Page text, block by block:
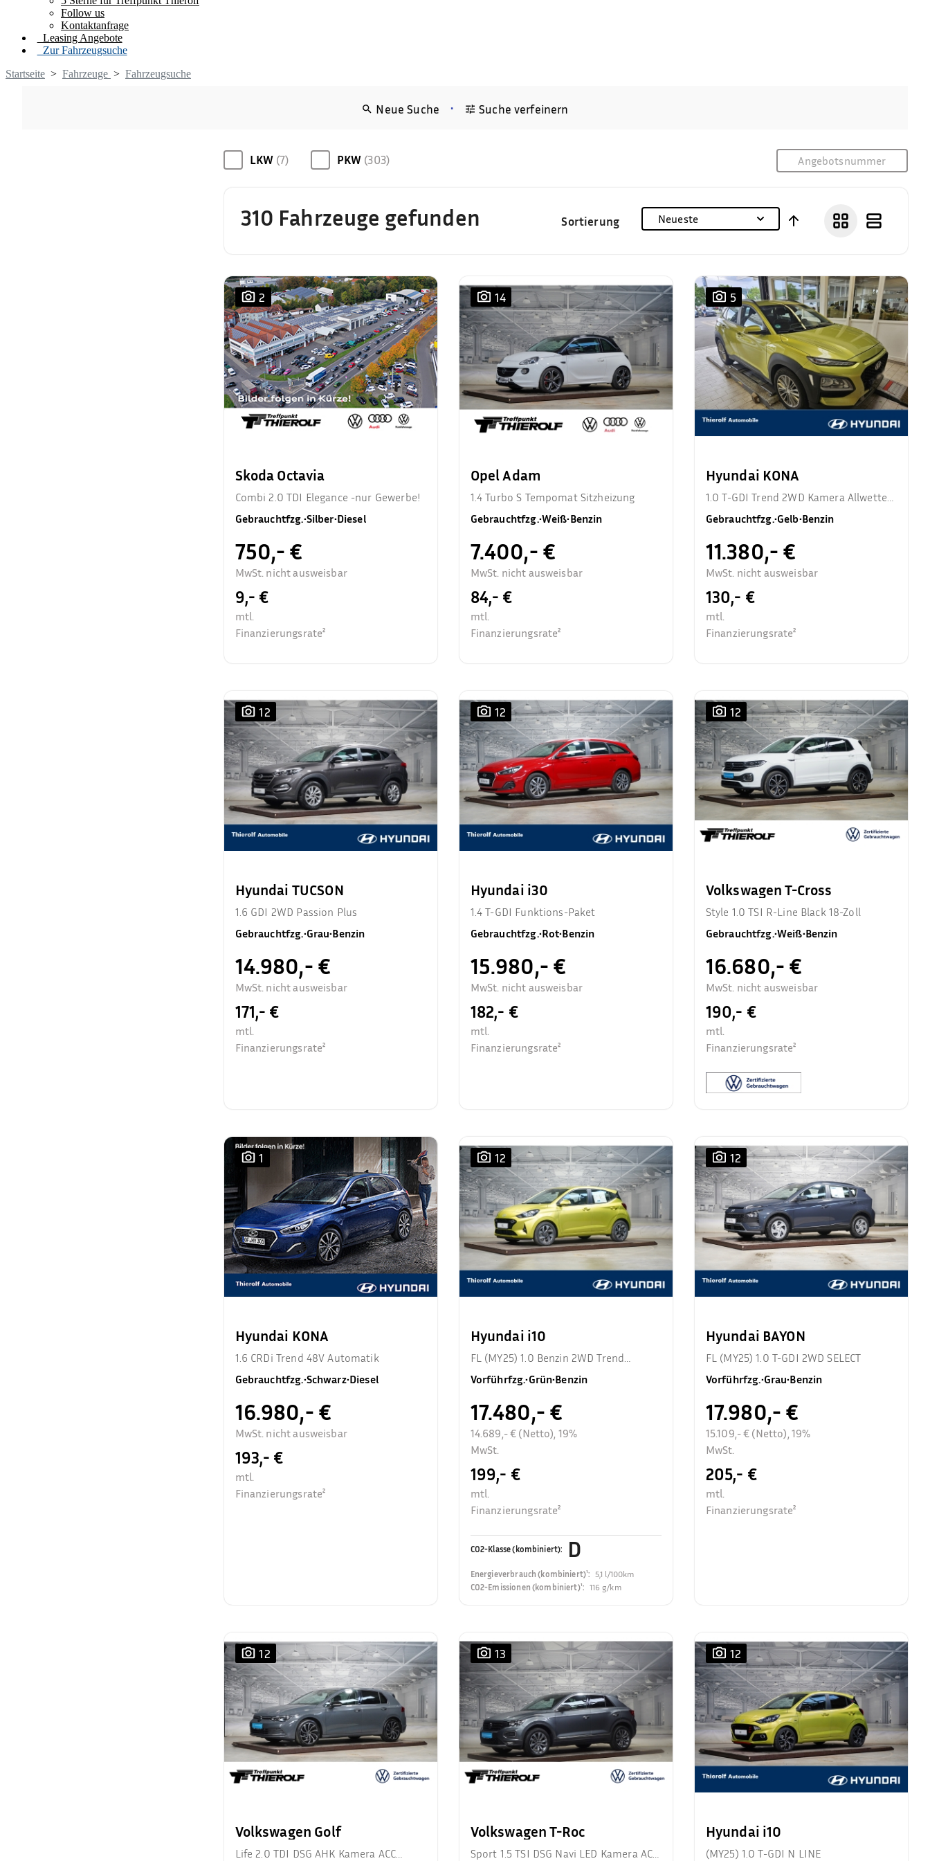
Follow us
Kontaktanfrage
Leasing Angebote
Zur Fahrzeugsuche
Startseite > Fahrzeuge > Fahrzeugsuche
Neue Suche • Suche verfeinern
LKW (7) PKW (303)
310 Fahrzeuge gefunden Sortierung Neueste
2
Skoda Octavia
Combi 2.0 TDI Elegance -nur Gewerbe!
Gebrauchtfzg.•Silber•Diesel
750,- €
MwSt. nicht ausweisbar
9,- €
mtl.
Finanzierungsrate²
14
Opel Adam
1.4 Turbo S Tempomat Sitzheizung
Gebrauchtfzg.•Weiß•Benzin
7.400,- €
MwSt. nicht ausweisbar
84,- €
mtl.
Finanzierungsrate²
5
Hyundai KONA
1.0 T-GDI Trend 2WD Kamera Allwetter
Sitzhzg.
Gebrauchtfzg.•Gelb•Benzin
11.380,- €
MwSt. nicht ausweisbar
130,- €
mtl.
Finanzierungsrate²
12
Hyundai TUCSON
1.6 GDI 2WD Passion Plus
Gebrauchtfzg.•Grau•Benzin
14.980,- €
MwSt. nicht ausweisbar
171,- €
mtl.
Finanzierungsrate²
12
Hyundai i30
1.4 T-GDI Funktions-Paket
Gebrauchtfzg.•Rot•Benzin
15.980,- €
MwSt. nicht ausweisbar
182,- €
mtl.
Finanzierungsrate²
12
Volkswagen T-Cross
Style 1.0 TSI R-Line Black 18-Zoll
Gebrauchtfzg.•Weiß•Benzin
16.680,- €
MwSt. nicht ausweisbar
190,- €
mtl.
Finanzierungsrate²
1
Hyundai KONA
1.6 CRDi Trend 48V Automatik
Gebrauchtfzg.•Schwarz•Diesel
16.980,- €
MwSt. nicht ausweisbar
193,- €
mtl.
Finanzierungsrate²
12
Hyundai i10
FL (MY25) 1.0 Benzin 2WD Trend
Komfortpaket
Vorführfzg.•Grün•Benzin
17.480,- €
14.689,- € (Netto), 19%
MwSt.
199,- €
mtl.
Finanzierungsrate²
CO2-Klasse (kombiniert): D
Energieverbrauch (kombiniert)¹: 5,1 l/100km
CO2-Emissionen (kombiniert)¹: 116 g/km
12
Hyundai BAYON
FL (MY25) 1.0 T-GDI 2WD SELECT
Vorführfzg.•Grau•Benzin
17.980,- €
15.109,- € (Netto), 19%
MwSt.
205,- €
mtl.
Finanzierungsrate²
12
Volkswagen Golf
Life 2.0 TDI DSG AHK Kamera ACC
13
Volkswagen T-Roc
Sport 1.5 TSI DSG Navi LED Kamera ACC
12
Hyundai i10
(MY25) 1.0 T-GDI N LINE